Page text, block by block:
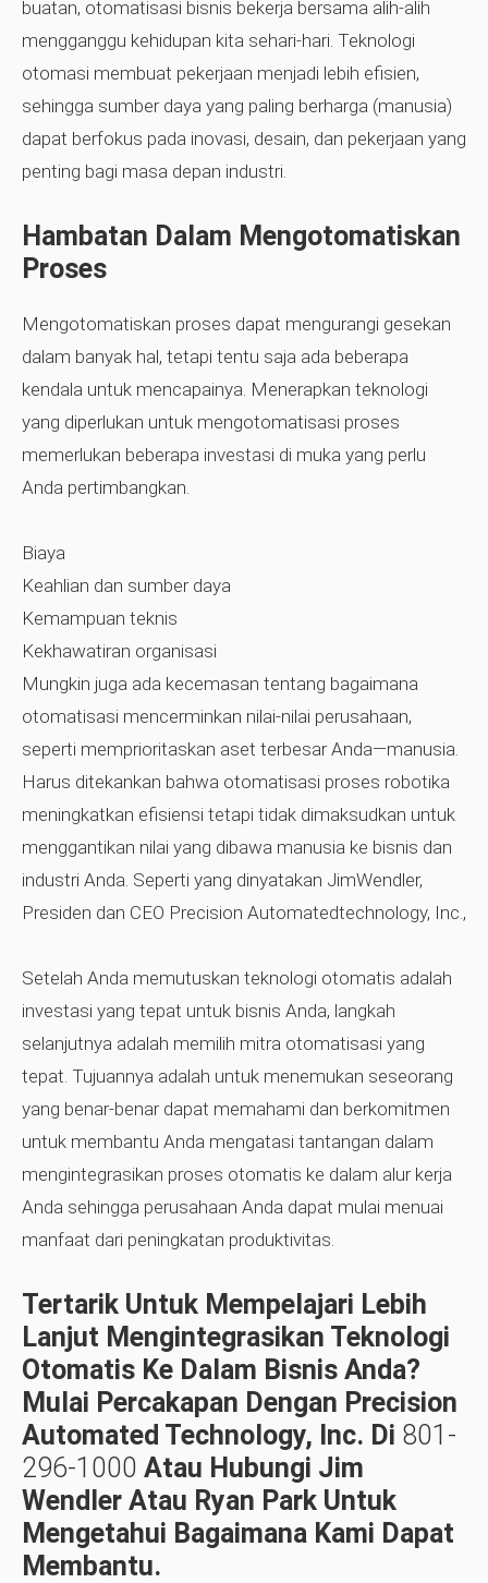
buatan, otomatisasi bisnis bekerja bersama alih-alih
mengganggu kehidupan kita sehari-hari. Teknologi
otomasi membuat pekerjaan menjadi lebih efisien,
sehingga sumber daya yang paling berharga (manusia)
dapat berfokus pada inovasi, desain, dan pekerjaan yang
penting bagi masa depan industri.
Hambatan Dalam Mengotomatiskan
Proses
Mengotomatiskan proses dapat mengurangi gesekan
dalam banyak hal, tetapi tentu saja ada beberapa
kendala untuk mencapainya. Menerapkan teknologi
yang diperlukan untuk mengotomatisasi proses
memerlukan beberapa investasi di muka yang perlu
Anda pertimbangkan.
Biaya
Keahlian dan sumber daya
Kemampuan teknis
Kekhawatiran organisasi
Mungkin juga ada kecemasan tentang bagaimana
otomatisasi mencerminkan nilai-nilai perusahaan,
seperti memprioritaskan aset terbesar Anda—manusia.
Harus ditekankan bahwa otomatisasi proses robotika
meningkatkan efisiensi tetapi tidak dimaksudkan untuk
menggantikan nilai yang dibawa manusia ke bisnis dan
industri Anda. Seperti yang dinyatakan JimWendler,
Presiden dan CEO Precision Automatedtechnology, Inc.,
Setelah Anda memutuskan teknologi otomatis adalah
investasi yang tepat untuk bisnis Anda, langkah
selanjutnya adalah memilih mitra otomatisasi yang
tepat. Tujuannya adalah untuk menemukan seseorang
yang benar-benar dapat memahami dan berkomitmen
untuk membantu Anda mengatasi tantangan dalam
mengintegrasikan proses otomatis ke dalam alur kerja
Anda sehingga perusahaan Anda dapat mulai menuai
manfaat dari peningkatan produktivitas.
Tertarik Untuk Mempelajari Lebih
Lanjut Mengintegrasikan Teknologi
Otomatis Ke Dalam Bisnis Anda?
Mulai Percakapan Dengan Precision
Automated Technology, Inc. Di 801-
296-1000 Atau Hubungi Jim
Wendler Atau Ryan Park Untuk
Mengetahui Bagaimana Kami Dapat
Membantu.